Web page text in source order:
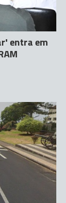
entra em